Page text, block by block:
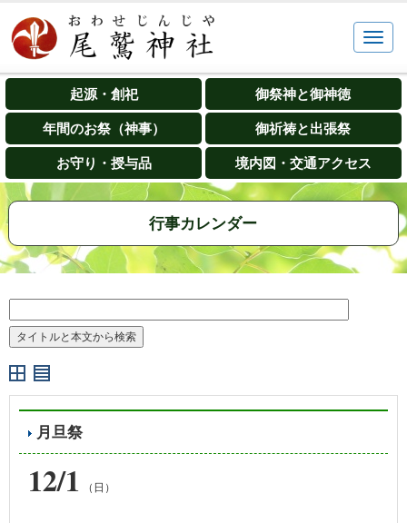
起源・創祀 御祭神と御神徳
年間のお祭（神事） 御祈祷と出張祭
お守り・授与品 境内図・交通アクセス
行事カレンダー
月旦祭
12/1 （日）